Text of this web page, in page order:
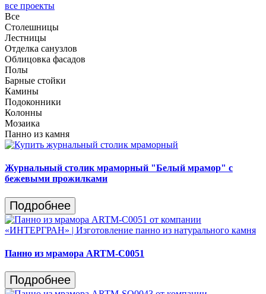
все проекты
Все
Столешницы
Лестницы
Отделка санузлов
Облицовка фасадов
Полы
Барные стойки
Камины
Подоконники
Колонны
Мозаика
Панно из камня
Журнальный столик мраморный "Белый мрамор" с
бежевыми прожилками
Подробнее
Панно из мрамора ARTM-C0051
Подробнее